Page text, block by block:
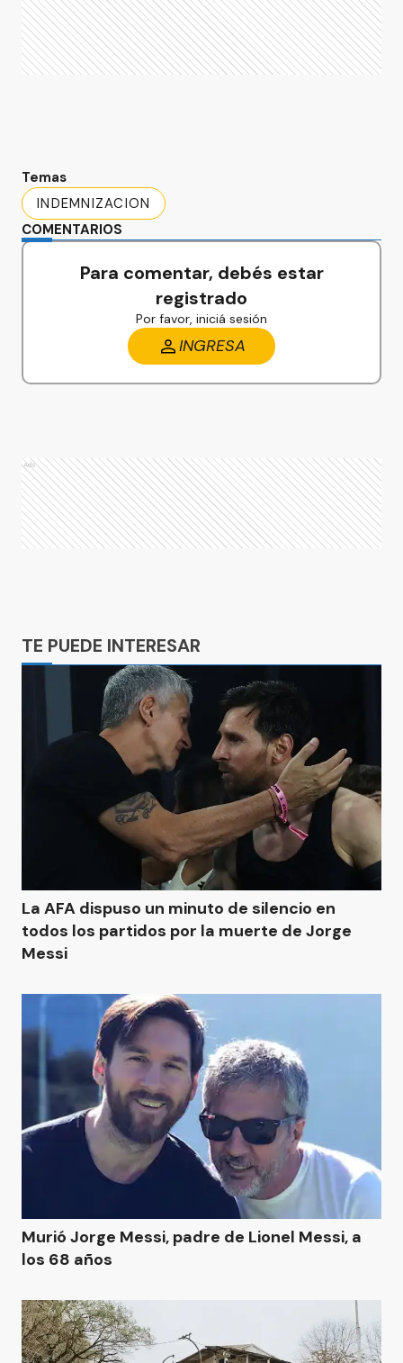
Temas
INDEMNIZACION
COMENTARIOS
Para comentar, debés estar
registrado
Por favor, iniciá sesión
INGRESA
Ads
TE PUEDE INTERESAR
La AFA dispuso un minuto de silencio en
todos los partidos por la muerte de Jorge
Messi
Murió Jorge Messi, padre de Lionel Messi, a
los 68 años